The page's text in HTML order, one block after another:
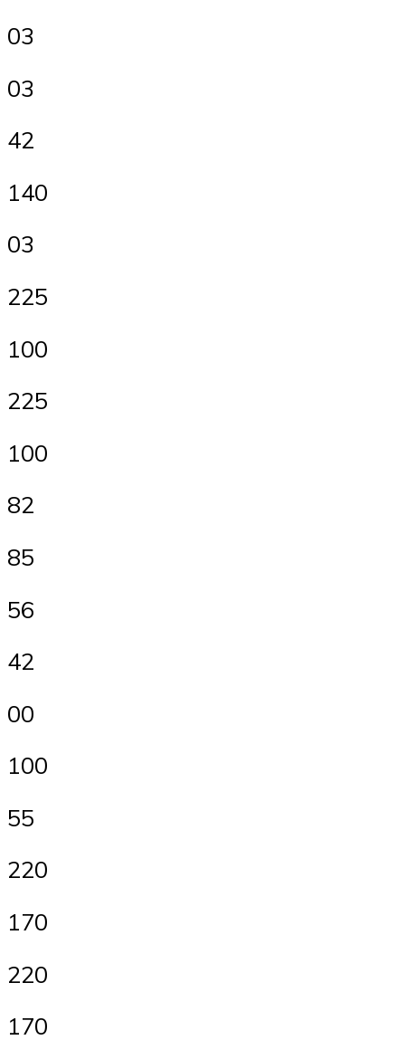
03
03
42
140
03
225
100
225
100
82
85
56
42
00
100
55
220
170
220
170